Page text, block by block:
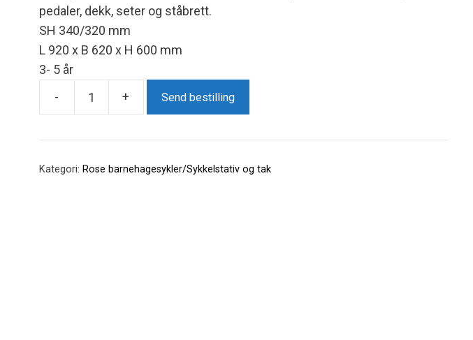
pedaler, dekk, seter og ståbrett.
SH 340/320 mm
L 920 x B 620 x H 600 mm
3- 5 år
-
-
6066
+ Send bestilling
Kategori: Rose barnehagesykler/Sykkelstativ og tak